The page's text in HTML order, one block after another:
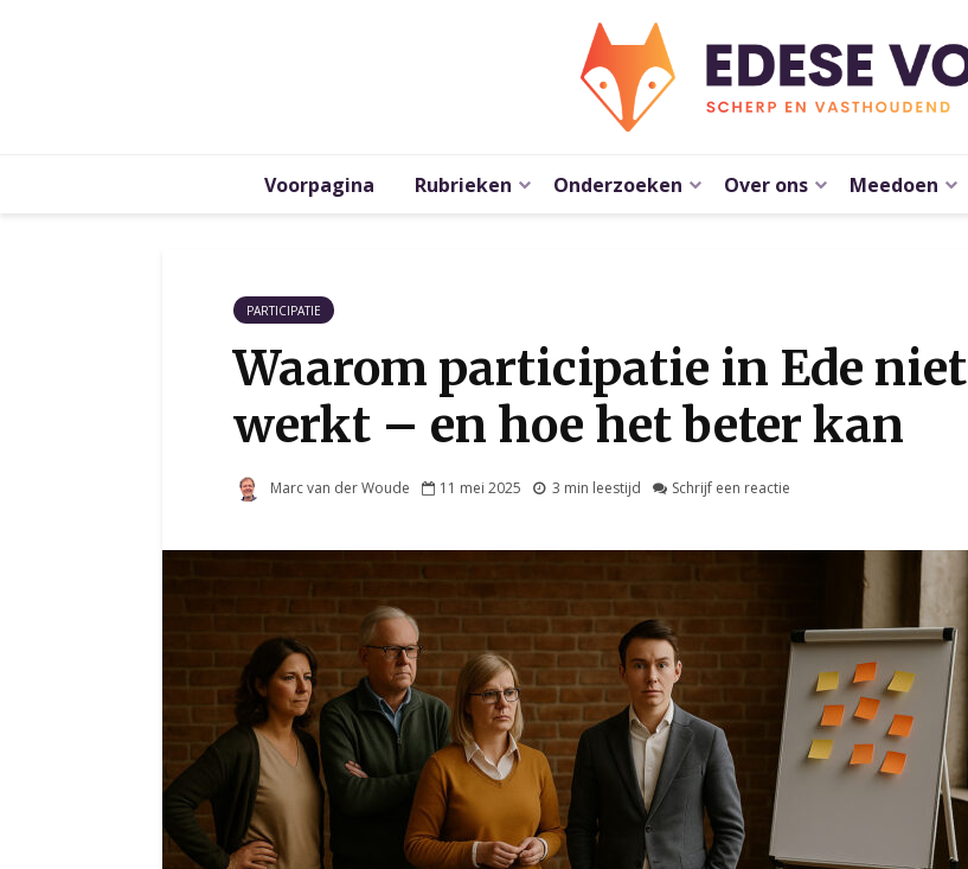
Voorpagina Rubrieken Onderzoeken Over ons Meedoen
PARTICIPATIE
Waarom participatie in Ede niet
werkt – en hoe het beter kan
Marc van der Woude 11 mei 2025 3 min leestijd Schrijf een reactie